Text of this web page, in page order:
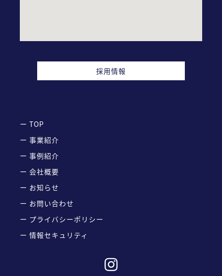
採用情報
ー TOP
ー 事業紹介
ー 事例紹介
ー 会社概要
ー お知らせ
ー お問い合わせ
ー プライバシーポリシー
ー 情報セキュリティ